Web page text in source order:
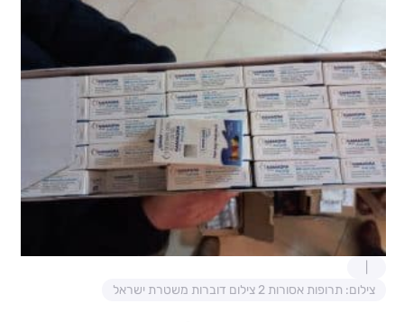
צילום: תרופות אסורות 2 צילום דוברות משטרת ישראל